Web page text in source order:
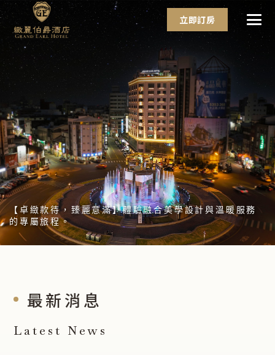
立即訂房
【卓緻款待，臻麗意滿】體驗融合美學設計與溫暖服務
的專屬旅程。
最新消息
Latest News